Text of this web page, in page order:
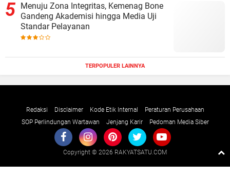
Menuju Zona Integritas, Kemenag Bone
Gandeng Akademisi hingga Media Uji
Standar Pelayanan
TERPOPULER LAINNYA
Redaksi Disclaimer Kode Etik Internal
Peraturan Perusahaan
SOP Perlindungan Wartawan
Jenjang Karir Pedoman Media Siber
Copyright © 2026 RAKYATSATU.COM
Raushan